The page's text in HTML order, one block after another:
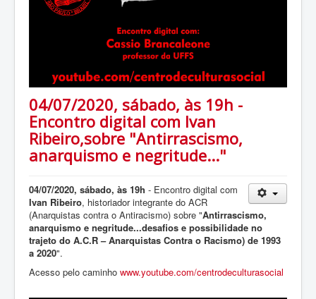
04/07/2020, sábado, às 19h -
Encontro digital com Ivan
Ribeiro,sobre "Antirrascismo,
anarquismo e negritude..."
04/07/2020, sábado, às 19h - Encontro digital com
Ivan Ribeiro, historiador integrante do ACR
(Anarquistas contra o Antiracismo) sobre "Antirrascismo,
anarquismo e negritude...desafios e possibilidade no
trajeto do A.C.R – Anarquistas Contra o Racismo) de 1993
a 2020".
Acesso pelo caminho www.youtube.com/centrodeculturasocial